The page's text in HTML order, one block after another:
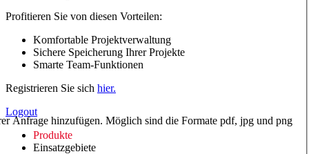
Profitieren Sie von diesen Vorteilen:
Komfortable Projektverwaltung
Sichere Speicherung Ihrer Projekte
Smarte Team-Funktionen
Registrieren Sie sich hier.
Logout
Produkte
Einsatzgebiete
Anfrage hinzufügen. Möglich sind die Formate pdf, jpg und png